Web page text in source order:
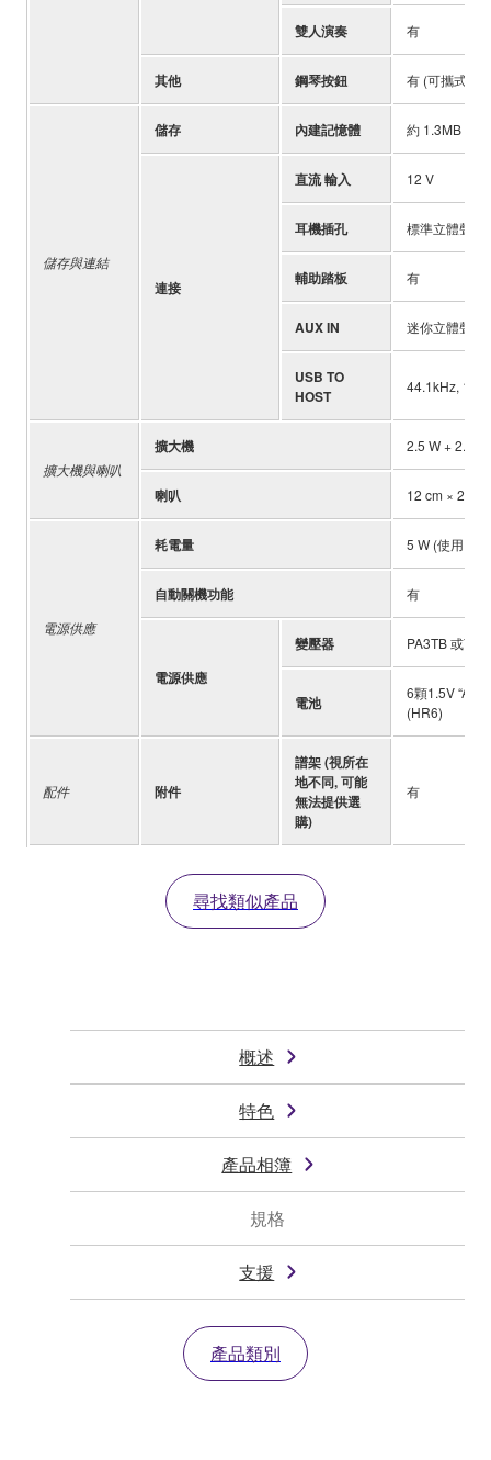
雙人演奏 有
其他 鋼琴按鈕 有 (可攜式平
儲存與連結
儲存 內建記憶體 約 1.3MB
連接
直流 輸入 12 V
耳機插孔 標準立體聲耳
輔助踏板 有
AUX IN 迷你立體聲插
USB TO
HOST
44.1kHz,
擴大機與喇叭
擴大機 2.5 W + 2.5 W
喇叭 12 cm × 2
電源供應
耗電量 5 W (使用
自動關機功能 有
電源供應
變壓器 PA3TB 或
電池
6顆1.5V
(HR6)
配件 附件
譜架 (視所在
地不同, 可能
無法提供選
購)
有
尋找類似產品
概述
特色
產品相簿
規格
支援
產品類別